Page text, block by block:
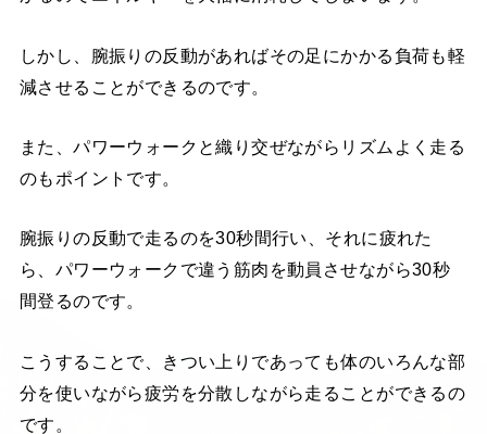
しかし、腕振りの反動があればその足にかかる負荷も軽
減させることができるのです。
また、パワーウォークと織り交ぜながらリズムよく走る
のもポイントです。
腕振りの反動で走るのを30秒間行い、それに疲れた
ら、パワーウォークで違う筋肉を動員させながら30秒
間登るのです。
こうすることで、きつい上りであっても体のいろんな部
分を使いながら疲労を分散しながら走ることができるの
です。